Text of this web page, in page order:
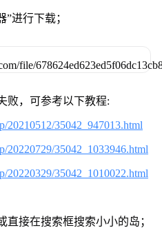
”进行下载；
败，可参考以下教程:
20210512/35042_947013.html
20220729/35042_1033946.html
20220329/35042_1010022.html
直接在搜索框搜索小小的岛；